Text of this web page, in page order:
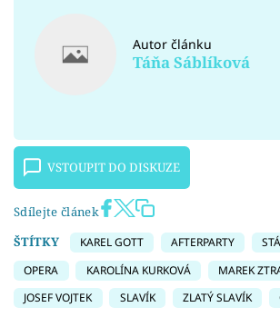
Autor článku
Táňa Sáblíková
VSTOUPIT DO DISKUZE
Sdílejte článek
ŠTÍTKY
KAREL GOTT AFTERPARTY
OPERA
KAROLÍNA KURKOVÁ
MAREK
JOSEF VOJTEK
SLAVÍK ZLATÝ SLAVÍK